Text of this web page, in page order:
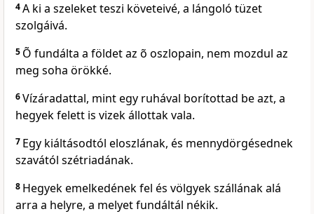
4A ki a szeleket teszi követeivé, a lángoló tüzet
szolgáivá.
5 Õ fundálta a földet az õ oszlopain, nem mozdul az
meg soha örökké.
6Vízáradattal, mint egy ruhával borítottad be azt, a
hegyek felett is vizek állottak vala.
7 Egy kiáltásodtól eloszlának, és mennydörgésednek
szavától szétriadának.
8 Hegyek emelkedének fel és völgyek szállának alá
arra a helyre, a melyet fundáltál nékik.